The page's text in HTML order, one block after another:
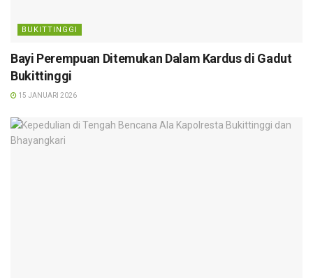
BUKITTINGGI
Bayi Perempuan Ditemukan Dalam Kardus di Gadut
Bukittinggi
15 JANUARI 2026